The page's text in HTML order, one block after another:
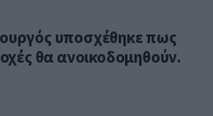
υποσχέθηκε πως
θα ανοικοδομηθούν.